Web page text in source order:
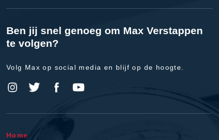
Ben jij snel genoeg om Max Verstappen
te volgen?
Volg Max op social media en blijf op de hoogte.
Home